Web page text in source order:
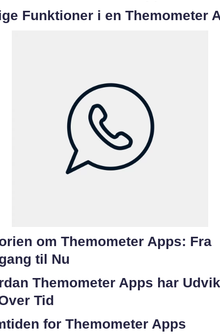
Funktioner i en Themometer
om Themometer Apps: Fra
til Nu
Themometer Apps har
Tid
for Themometer Apps